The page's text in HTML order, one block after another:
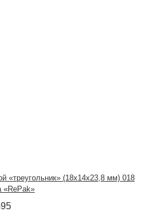
«треугольник» (18х14х23,8 мм) 018
«RePak»